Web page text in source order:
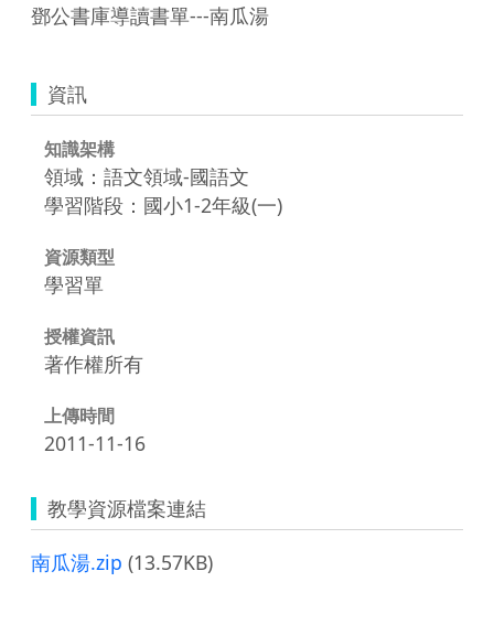
鄧公書庫導讀書單---南瓜湯
資訊
知識架構
領域：語文領域-國語文
學習階段：國小1-2年級(一)
資源類型
學習單
授權資訊
著作權所有
上傳時間
2011-11-16
教學資源檔案連結
南瓜湯.zip (13.57KB)